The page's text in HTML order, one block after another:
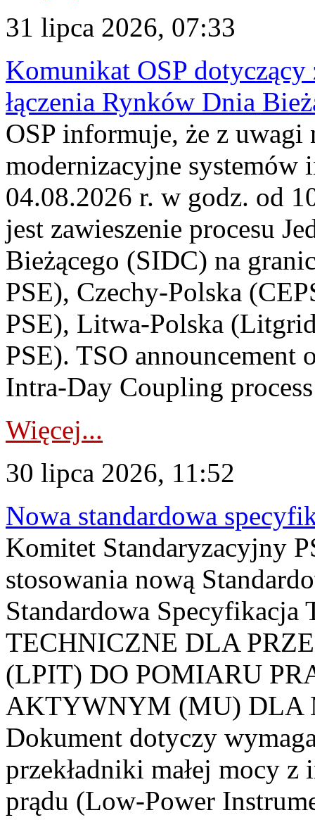
31 lipca 2026, 07:33
Komunikat OSP dotyczący
łączenia Rynków Dnia
OSP informuje, że z uwagi
modernizacyjne
04.08.2026 r. w godz. od
jest zawieszenie procesu
Bieżącego (SIDC) na
PSE), Czechy-Polska
PSE), Litwa-Polska
PSE). TSO announcement
Intra-Day Coupling
Więcej...
30 lipca 2026, 11:52
Nowa standardowa
Komitet Standaryzacyjny
stosowania nową
Standardowa
TECHNICZNE DLA
(LPIT) DO POMIARU
AKTYWNYM (MU) DLA
Dokument dotyczy
przekładniki małej mocy
prądu (Low-Power